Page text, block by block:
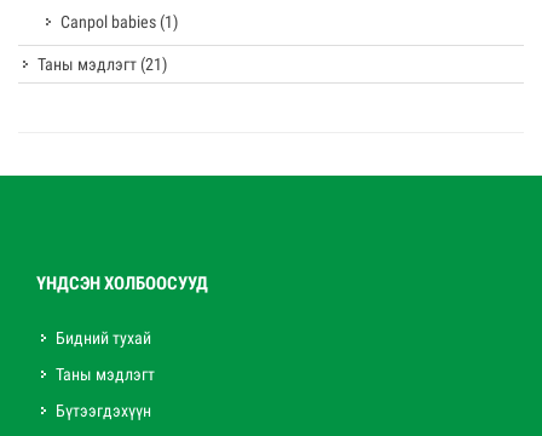
Canpol babies (1)
Таны мэдлэгт (21)
ҮНДСЭН ХОЛБООСУУД
Бидний тухай
Таны мэдлэгт
Бүтээгдэхүүн